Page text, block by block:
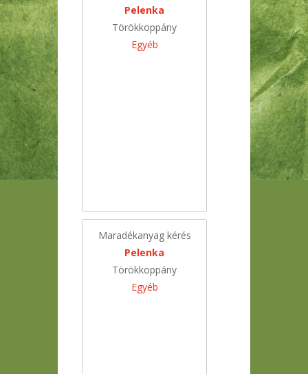
Pelenka
Törökkoppány
Egyéb
Maradékanyag kérés
Pelenka
Törökkoppány
Egyéb